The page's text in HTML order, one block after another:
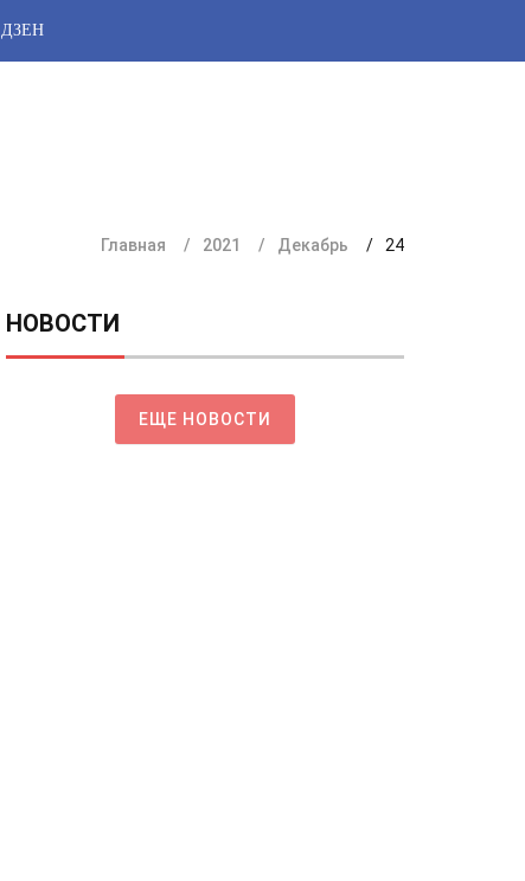
ДЗЕН
Главная 2021 Декабрь 24
НОВОСТИ
ЕЩЕ НОВОСТИ